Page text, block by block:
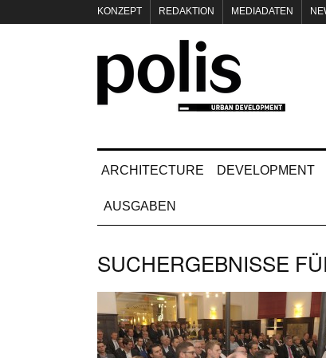
KONZEPT REDAKTION MEDIADATEN
ARCHITECTURE DEVELOPMENT
AUSGABEN
SUCHERGEBNISSE